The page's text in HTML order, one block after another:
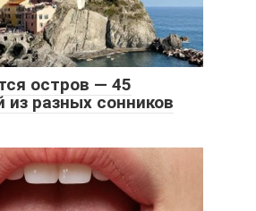
остров — 45
из разных сонников